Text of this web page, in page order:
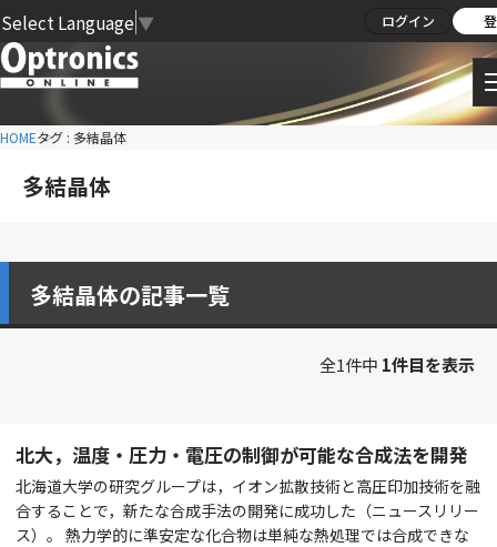
Select Language ▼ ログイン
HOMEタグ : 多結晶体
多結晶体
多結晶体の記事一覧
全1件中 1件目を表示
北大，温度・圧力・電圧の制御が可能な合成法を開発
北海道大学の研究グループは，イオン拡散技術と高圧印加技術を融
合することで，新たな合成手法の開発に成功した（ニュースリリー
ス）。 熱力学的に準安定な化合物は単純な熱処理では合成できな